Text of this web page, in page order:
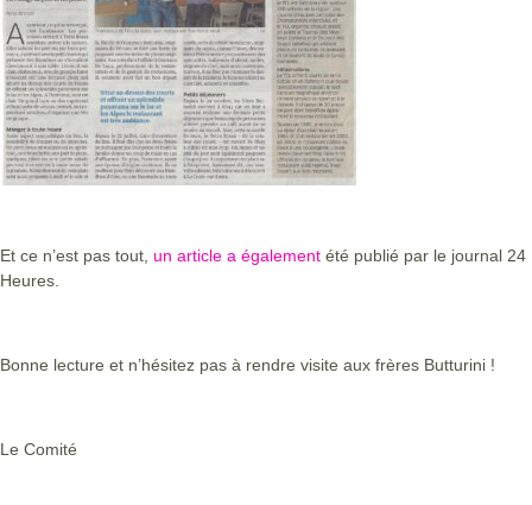
Et ce n’est pas tout, un article a également été publié par le journal 24
Heures.
Bonne lecture et n’hésitez pas à rendre visite aux frères Butturini !
Le Comité